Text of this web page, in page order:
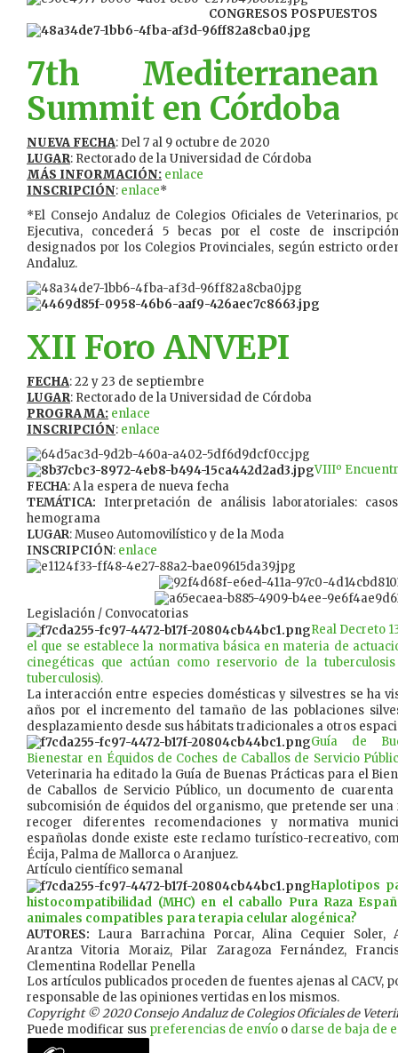
CONGRESOS POSPUESTOS
7th
Summit en Córdoba
NUEVA FECHA: Del 7 al 9 octubre de 2020
LUGAR: Rectorado de la Universidad de Córdoba
MÁS INFORMACIÓN: enlace
INSCRIPCIÓN: enlace*
*El Consejo Andaluz de Colegios Oficiales de Veterinarios,
Ejecutiva, concederá 5 becas por el coste de
designados por los Colegios Provinciales, según estricto
Andaluz.
XII Foro ANVEPI
FECHA: 22 y 23 de septiembre
LUGAR: Rectorado de la Universidad de Córdoba
PROGRAMA: enlace
INSCRIPCIÓN: enlace
VIIIº
FECHA: A la espera de nueva fecha
TEMÁTICA: Interpretación de análisis laboratoriales:
hemograma
LUGAR: Museo Automovilístico y de la Moda
INSCRIPCIÓN: enlace
Legislación / Convocatorias
Real Decreto
el que se establece la normativa básica en materia de
cinegéticas que actúan como reservorio de la
tuberculosis).
La interacción entre especies domésticas y silvestres se ha
años por el incremento del tamaño de las poblaciones
desplazamiento desde sus hábitats tradicionales a otros
Guía de
Bienestar en Équidos de Coches de Caballos de Servicio
Veterinaria ha editado la Guía de Buenas Prácticas para el
de Caballos de Servicio Público, un documento de
subcomisión de équidos del organismo, que pretende ser
recoger diferentes recomendaciones y normativa
españolas donde existe este reclamo turístico-recreativo,
Écija, Palma de Mallorca o Aranjuez.
Artículo científico semanal
Haplotipos
histocompatibilidad (MHC) en el caballo Pura Raza
animales compatibles para terapia celular alogénica?
AUTORES: Laura Barrachina Porcar, Alina Cequier Soler,
Arantza Vitoria Moraiz, Pilar Zaragoza Fernández,
Clementina Rodellar Penella
Los artículos publicados proceden de fuentes ajenas al CACV,
responsable de las opiniones vertidas en los mismos.
Copyright © 2020 Consejo Andaluz de Colegios Oficiales de
Puede modificar sus preferencias de envío o darse de baja de